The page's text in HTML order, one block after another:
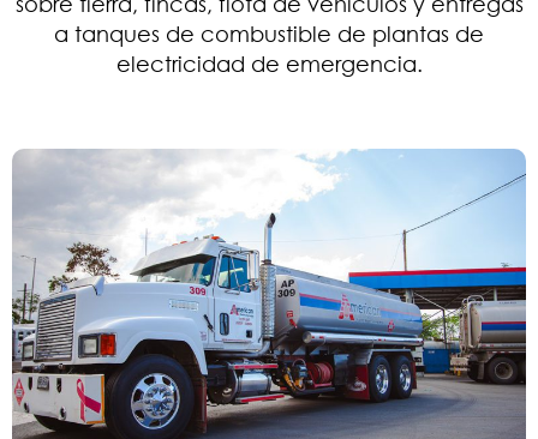
a tanques de combustible de plantas de
electricidad de emergencia.